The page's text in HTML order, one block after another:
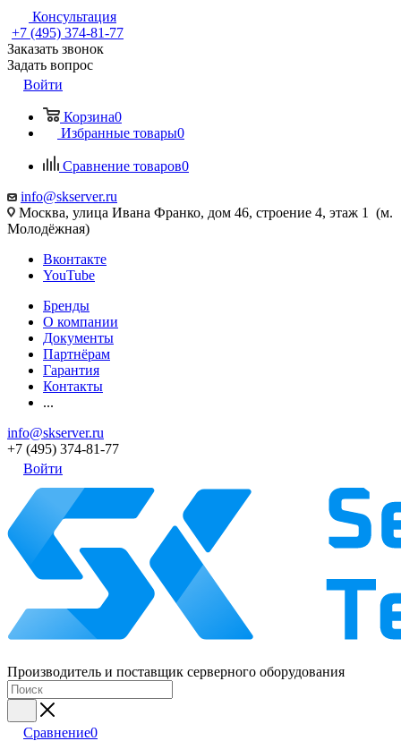
Консультация
+7 (495) 374-81-77
Заказать звонок
Задать вопрос
Войти
Корзина0
Избранные товары0
Сравнение товаров0
info@skserver.ru
Москва, улица Ивана Франко, дом 46, строение 4, этаж 1 (м.
Молодёжная)
Вконтакте
YouTube
Бренды
О компании
Документы
Партнёрам
Гарантия
Контакты
...
info@skserver.ru
+7 (495) 374-81-77
Войти
Производитель и поставщик серверного оборудования
Сравнение0